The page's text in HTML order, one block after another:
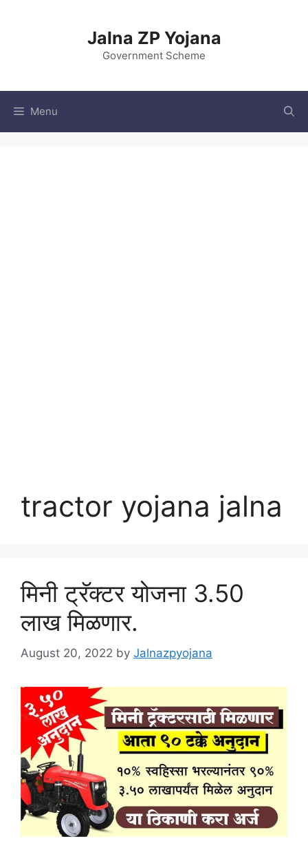
Jalna ZP Yojana
Government Scheme
Menu
tractor yojana jalna
मिनी ट्रॅक्टर योजना 3.50
लाख मिळणार.
August 20, 2022 by Jalnazpyojana